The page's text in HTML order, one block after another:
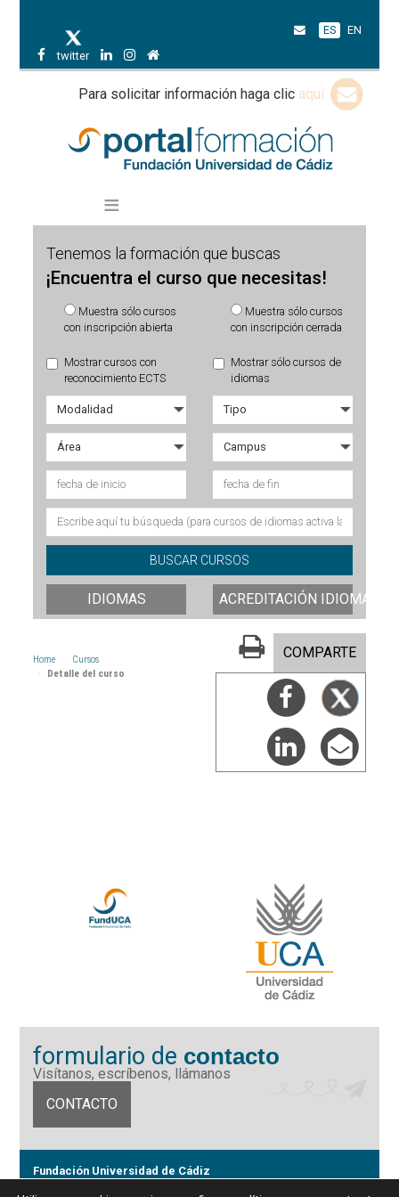
twitter
ES EN
Para solicitar información haga clic aquí
Tenemos la formación que buscas
¡Encuentra el curso que necesitas!
Muestra sólo cursos
con inscripción abierta
Muestra sólo cursos
con inscripción cerrada
Mostrar cursos con
reconocimiento ECTS
Mostrar sólo cursos de
idiomas
IDIOMAS ACREDITACIÓN IDIOMAS
Home
Cursos
Detalle del curso
COMPARTE
formulario de contacto
Visítanos, escríbenos, llámanos
CONTACTO
Fundación Universidad de Cádiz